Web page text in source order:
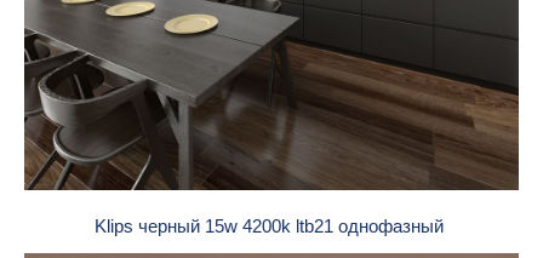
Klips черный 15w 4200k ltb21 однофазный